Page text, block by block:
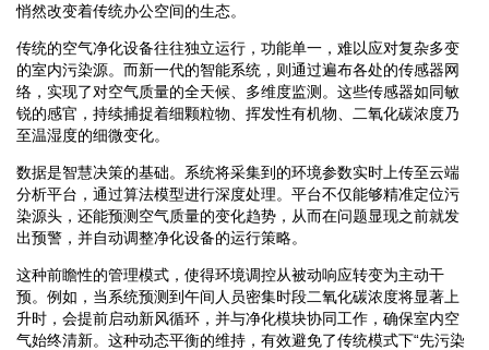
悄然改变着传统办公空间的生态。
传统的空气净化设备往往独立运行，功能单一，难以应对复杂多变
的室内污染源。而新一代的智能系统，则通过遍布各处的传感器网
络，实现了对空气质量的全天候、多维度监测。这些传感器如同敏
锐的感官，持续捕捉着细颗粒物、挥发性有机物、二氧化碳浓度乃
至温湿度的细微变化。
数据是智慧决策的基础。系统将采集到的环境参数实时上传至云端
分析平台，通过算法模型进行深度处理。平台不仅能够精准定位污
染源头，还能预测空气质量的变化趋势，从而在问题显现之前就发
出预警，并自动调整净化设备的运行策略。
这种前瞻性的管理模式，使得环境调控从被动响应转变为主动干
预。例如，当系统预测到午间人员密集时段二氧化碳浓度将显著上
升时，会提前启动新风循环，并与净化模块协同工作，确保室内空
气始终清新。这种动态平衡的维持，有效避免了传统模式下“先污染